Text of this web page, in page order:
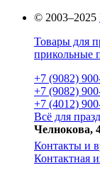
© 2003–2025
Товары для
прикольные
+7 (9082)
+7 (9082)
+7 (4012)
Всё для
Челнокова,
Контакты и
Контактная